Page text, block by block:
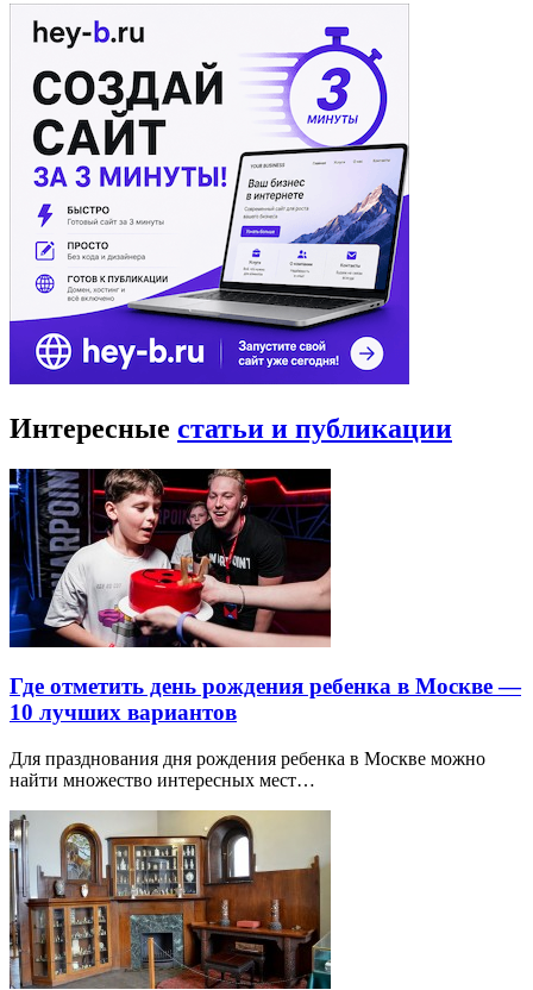
Интересные статьи и публикации
Где отметить день рождения ребенка в Москве —
10 лучших вариантов
Для празднования дня рождения ребенка в Москве можно
найти множество интересных мест…